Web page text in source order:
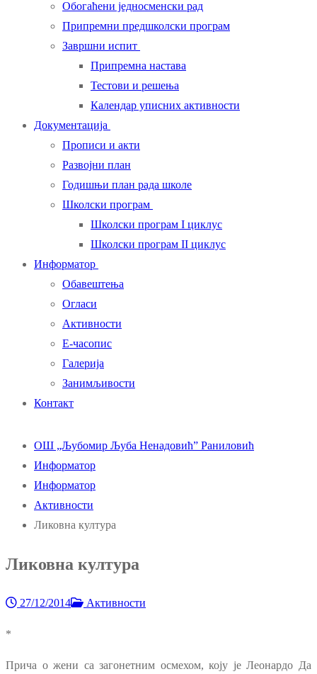
Обогаћени једносменски рад
Припремни предшколски програм
Завршни испит
Припремна настава
Тестови и решења
Календар уписних активности
Документација
Прописи и акти
Развојни план
Годишњи план рада школе
Школски програм
Школски програм I циклус
Школски програм II циклус
Информатор
Обавештења
Огласи
Активности
Е-часопис
Галерија
Занимљивости
Контакт
ОШ „Љубомир Љуба Ненадовић” Раниловић
Информатор
Информатор
Активности
Ликовна култура
Ликовна култура
27/12/2014 Активности
*
Прича о жени са загонетним осмехом, коју је Леонардо Да